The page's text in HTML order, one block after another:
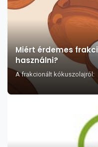
Miért érdemes
használni?
A frakcionált kókuszolajról: